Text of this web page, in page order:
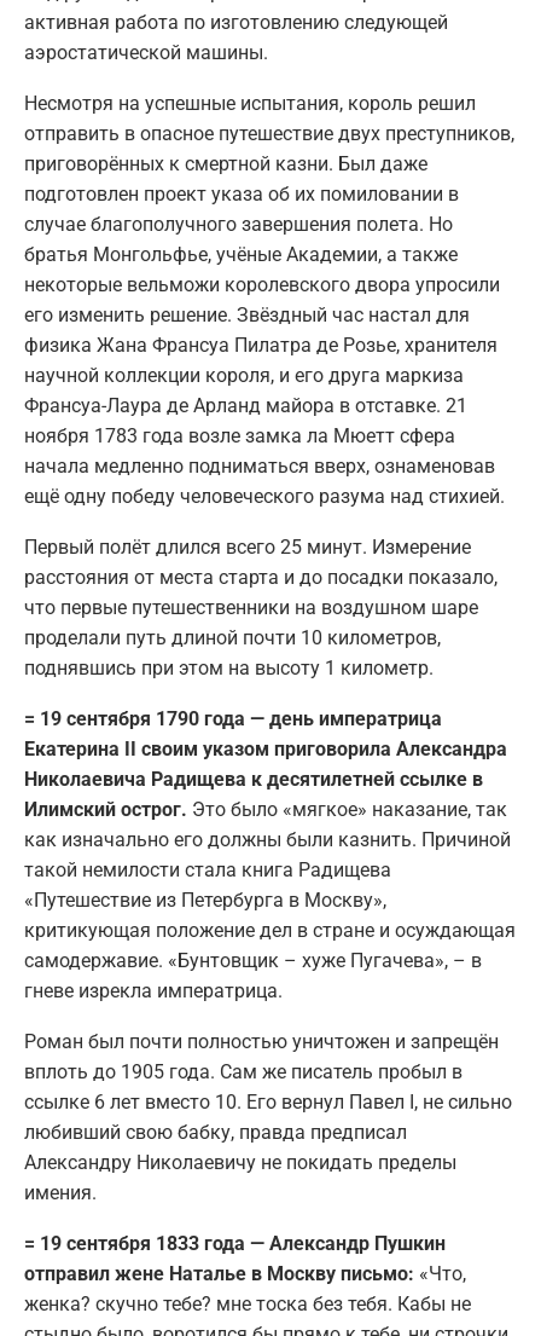
активная работа по изготовлению следующей
аэростатической машины.
Несмотря на успешные испытания, король решил
отправить в опасное путешествие двух преступников,
приговорённых к смертной казни. Был даже
подготовлен проект указа об их помиловании в
случае благополучного завершения полета. Но
братья Монгольфье, учёные Академии, а также
некоторые вельможи королевского двора упросили
его изменить решение. Звёздный час настал для
физика Жана Франсуа Пилатра де Розье, хранителя
научной коллекции короля, и его друга маркиза
Франсуа-Лаура де Арланд майора в отставке. 21
ноября 1783 года возле замка ла Мюетт сфера
начала медленно подниматься вверх, ознаменовав
ещё одну победу человеческого разума над стихией.
Первый полёт длился всего 25 минут. Измерение
расстояния от места старта и до посадки показало,
что первые путешественники на воздушном шаре
проделали путь длиной почти 10 километров,
поднявшись при этом на высоту 1 километр.
= 19 сентября 1790 года — день императрица
Екатерина II своим указом приговорила Александра
Николаевича Радищева к десятилетней ссылке в
Илимский острог. Это было «мягкое» наказание, так
как изначально его должны были казнить. Причиной
такой немилости стала книга Радищева
«Путешествие из Петербурга в Москву»,
критикующая положение дел в стране и осуждающая
самодержавие. «Бунтовщик – хуже Пугачева», – в
гневе изрекла императрица.
Роман был почти полностью уничтожен и запрещён
вплоть до 1905 года. Сам же писатель пробыл в
ссылке 6 лет вместо 10. Его вернул Павел I, не сильно
любивший свою бабку, правда предписал
Александру Николаевичу не покидать пределы
имения.
= 19 сентября 1833 года — Александр Пушкин
отправил жене Наталье в Москву письмо: «Что,
женка? скучно тебе? мне тоска без тебя. Кабы не